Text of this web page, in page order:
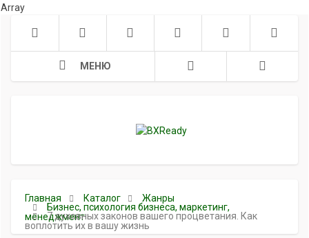
Array
МЕНЮ
Главная Каталог
Жанры
Бизнес, психология бизнеса, маркетинг,
менеджмент
7 духовных законов вашего процветания. Как
воплотить их в вашу жизнь